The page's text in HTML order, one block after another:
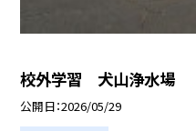
校外学習 犬山浄水場
公開日 2026/05/29